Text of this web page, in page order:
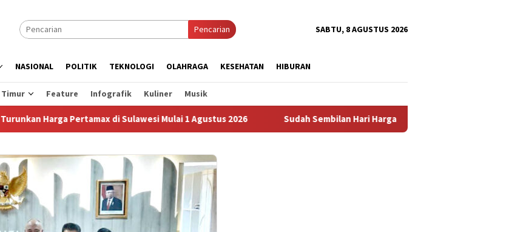
Pencarian SABTU, 8 AGUSTUS 2026
NASIONAL POLITIK TEKNOLOGI OLAHRAGA KESEHATAN HIBURAN
Feature Infografik Kuliner Musik
Harga Pertamax di Sulawesi Mulai 1 Agustus 2026 Sudah Sembilan Hari Harga Beras Gorontalo Termahal di